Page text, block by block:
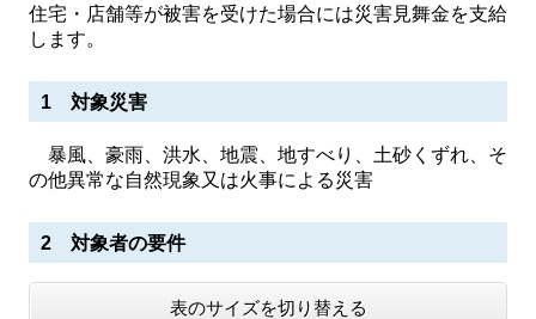
住宅・店舗等が被害を受けた場合には災害見舞金を支給
します。
1 対象災害
暴風、豪雨、洪水、地震、地すべり、土砂くずれ、そ
の他異常な自然現象又は火事による災害
2 対象者の要件
表のサイズを切り替える